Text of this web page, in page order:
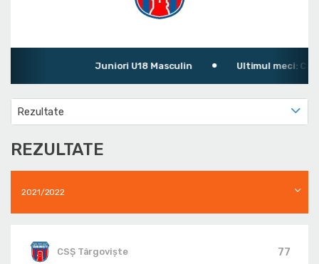
Juniori U18 Masculin Ultimul meci: CSȘ
Rezultate
REZULTATE
2021/2022
CSȘ Târgoviște
77